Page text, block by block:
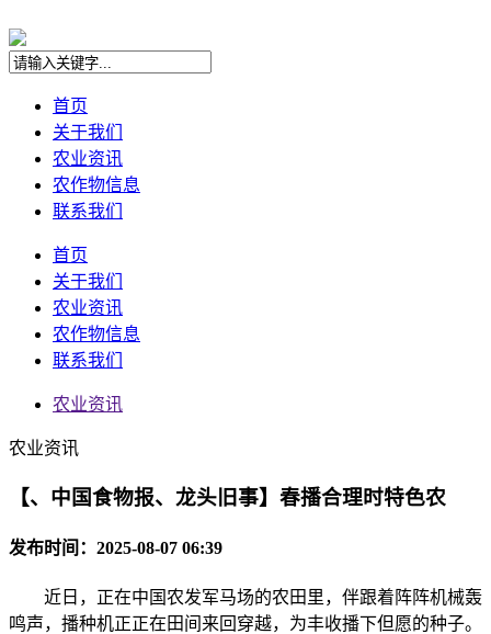
首页
关于我们
农业资讯
农作物信息
联系我们
首页
关于我们
农业资讯
农作物信息
联系我们
农业资讯
农业资讯
【、中国食物报、龙头旧事】春播合理时特色农
发布时间：2025-08-07 06:39
近日，正在中国农发军马场的农田里，伴跟着阵阵机械轰
鸣声，播种机正正在田间来回穿越，为丰收播下但愿的种子。